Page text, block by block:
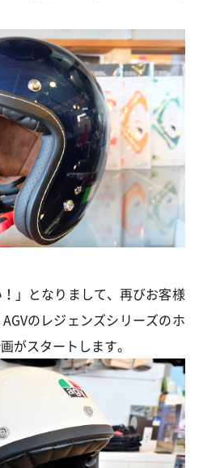
」となりまして、再びお客様
のレジェンズシリーズのホ
がスタートします。